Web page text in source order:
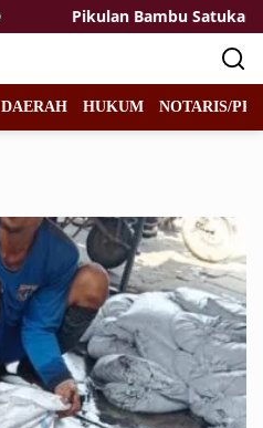
Pikulan Bambu Satukan
DAERAH HUKUM NOTARIS/